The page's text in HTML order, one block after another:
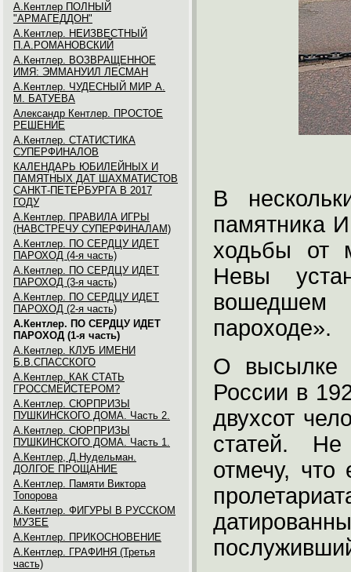
А.Кентлер ПОЛНЫЙ
"АРМАГЕДДОН"
А.Кентлер. НЕИЗВЕСТНЫЙ
П.А.РОМАНОВСКИЙ
А.Кентлер. ВОЗВРАЩЕННОЕ
ИМЯ: ЭММАНУИЛ ЛЕСМАН
А.Кентлер. ЧУДЕСНЫЙ МИР А.
М. БАТУЕВА
Александр Кентлер. ПРОСТОЕ
РЕШЕНИЕ
А.Кентлер. СТАТИСТИКА
СУПЕРФИНАЛОВ
КАЛЕНДАРЬ ЮБИЛЕЙНЫХ И
ПАМЯТНЫХ ДАТ ШАХМАТИСТОВ
САНКТ-ПЕТЕРБУРГА В 2017
ГОДУ
А.Кентлер. ПРАВИЛА ИГРЫ
(НАВСТРЕЧУ СУПЕРФИНАЛАМ)
А.Кентлер. ПО СЕРДЦУ ИДЕТ
ПАРОХОД (4-я часть)
А.Кентлер. ПО СЕРДЦУ ИДЕТ
ПАРОХОД (3-я часть)
А.Кентлер. ПО СЕРДЦУ ИДЕТ
ПАРОХОД (2-я часть)
А.Кентлер. ПО СЕРДЦУ ИДЕТ
ПАРОХОД (1-я часть)
А.Кентлер. КЛУБ ИМЕНИ
Б.В.СПАССКОГО
А.Кентлер. КАК СТАТЬ
ГРОССМЕЙСТЕРОМ?
А.Кентлер. СЮРПРИЗЫ
ПУШКИНСКОГО ДОМА. Часть 2.
А.Кентлер. СЮРПРИЗЫ
ПУШКИНСКОГО ДОМА. Часть 1.
А.Кентлер, Д.Нудельман.
ДОЛГОЕ ПРОЩАНИЕ
А.Кентлер. Памяти Виктора
Топорова
А.Кентлер. ФИГУРЫ В РУССКОМ
МУЗЕЕ
А.Кентлер. ПРИКОСНОВЕНИЕ
А.Кентлер. ГРАФИНЯ (Третья
часть)
В
памятника
ходьбы от
Невы
вошедшем
пароходе».
О высылке
России в
двухсот
статей.
отмечу, что